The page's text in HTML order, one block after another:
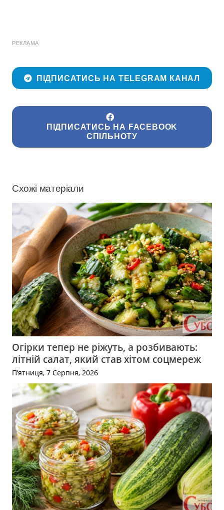
РЕКЛАМА
ПІДПИСАТИСЬ НА TELEGRAM КАНАЛ
ПІДПИСАТИСЬ НА FACEBOOK
СПІЛЬНОТУ
Схожі матеріали
Огірки тепер не ріжуть, а розбивають:
літній салат, який став хітом соцмереж
П’ятниця, 7 Серпня, 2026